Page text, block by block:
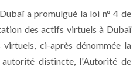
a promulgué la loi n° 4 de
des actifs virtuels à Dubaï
ci-après dénommée la
distincte, l'Autorité de